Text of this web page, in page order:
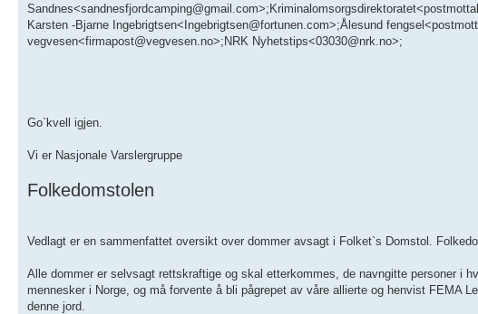
Karsten -Bjarne Ingebrigtsen<Ingebrigtsen@fortunen.com>;Ålesund
vegvesen<firmapost@vegvesen.no>;NRK Nyhetstips<03030@nrk.no>;
Go`kvell igjen.
Vi er Nasjonale Varslergruppe
Folkedomstolen
Vedlagt er en sammenfattet oversikt over dommer avsagt i Folket`s Domstol.
Alle dommer er selvsagt rettskraftige og skal etterkommes, de navngitte personer i
mennesker i Norge, og må forvente å bli pågrepet av våre allierte og henvist FEMA
denne jord.